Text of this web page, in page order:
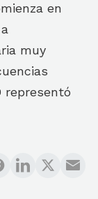
en
muy
representó